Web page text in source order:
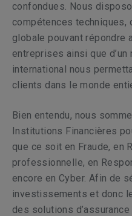
confondues. Nous
compétences techniques,
globale pouvant répondre
entreprises ainsi que d’un
international nous
clients dans le monde
Bien entendu, nous
Institutions Financières
que ce soit en Fraude, en
professionnelle, en
encore en Cyber. Afin de
investissements et donc
des solutions